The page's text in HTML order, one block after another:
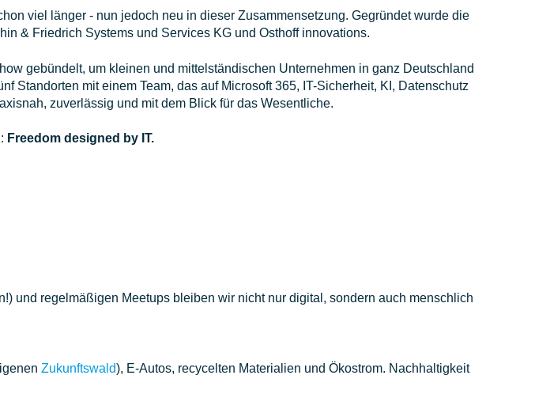
viel länger - nun jedoch neu in dieser Zusammensetzung. Gegründet wurde die
& Friedrich Systems und Services KG und Osthoff innovations.
gebündelt, um kleinen und mittelständischen Unternehmen in ganz Deutschland
Standorten mit einem Team, das auf Microsoft 365, IT-Sicherheit, KI, Datenschutz
zuverlässig und mit dem Blick für das Wesentliche.
Freedom designed by IT.
und regelmäßigen Meetups bleiben wir nicht nur digital, sondern auch menschlich
Zukunftswald), E-Autos, recycelten Materialien und Ökostrom. Nachhaltigkeit